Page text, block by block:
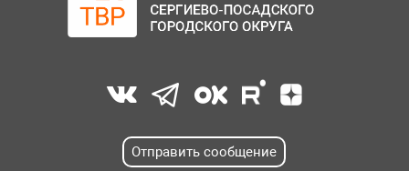
Отправить сообщение